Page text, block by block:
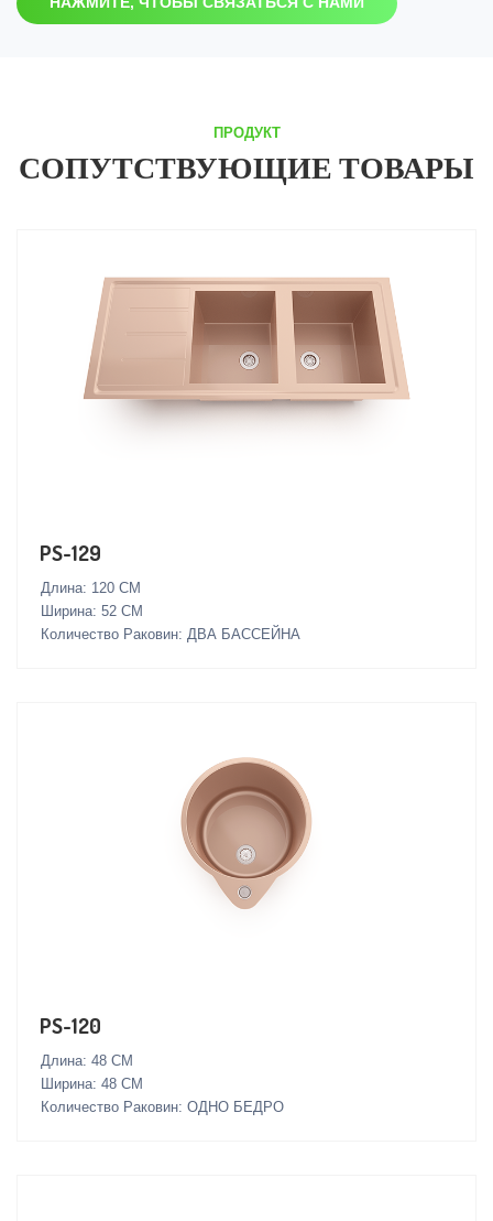
ПРОДУКТ
СОПУТСТВУЮЩИЕ ТОВАРЫ
PS-129
Длина: 120 СМ
Ширина: 52 СМ
Количество Раковин: ДВА БАССЕЙНА
PS-120
Длина: 48 СМ
Ширина: 48 СМ
Количество Раковин: ОДНО БЕДРО